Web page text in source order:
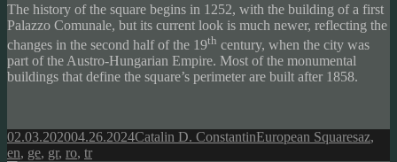
The history of the square begins in 1252, with the building of a first
Palazzo Comunale, but its current look is much newer, reflecting the
changes in the second half of the 19th century, when the city was
part of the Austro-Hungarian Empire. Most of the monumental
buildings that define the square’s perimeter are built after 1858.
Posted
on
02.03.202004.26.2024Author
Catalin D. ConstantinCategories
European SquaresTags
az,
en, ge, gr, ro, tr